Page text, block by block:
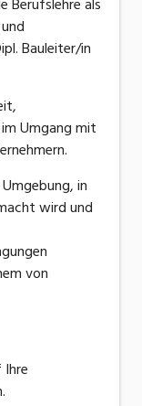
Berufslehre als
Bauleiter/in
Umgang mit
in
wird und
von